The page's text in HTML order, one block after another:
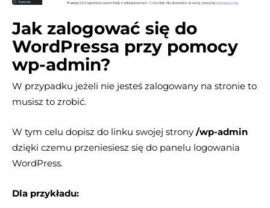
Jak zalogować się do
WordPressa przy pomocy
wp-admin?
W przypadku jeżeli nie jesteś zalogowany na stronie to
musisz to zrobić.
W tym celu dopisz do linku swojej strony /wp-admin
dzięki czemu przeniesiesz się do panelu logowania
WordPress.
Dla przykładu: